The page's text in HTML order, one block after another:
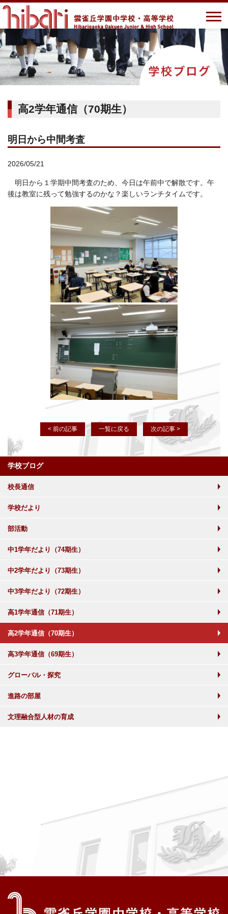
高2学年通信（70期生）
明日から中間考査
2026/05/21
明日から１学期中間考査のため、今日は午前中で解散です。午
後は教室に残って勉強するのかな？楽しいランチタイムです。
< 前の記事 一覧に戻る 次の記事 >
学校ブログ
校長通信
学校だより
部活動
中1学年だより（74期生）
中2学年だより（73期生）
中3学年だより（72期生）
高1学年通信（71期生）
高2学年通信（70期生）
高3学年通信（69期生）
グローバル・探究
進路の部屋
文理融合型人材の育成